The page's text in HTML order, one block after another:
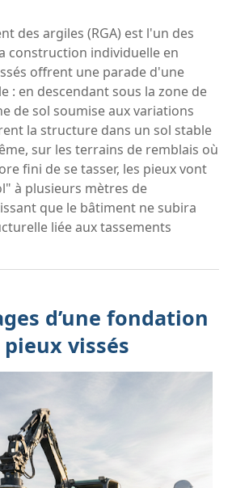
des argiles (RGA) est l'un des
construction individuelle en
offrent une parade d'une
: en descendant sous la zone de
de sol soumise aux variations
la structure dans un sol stable
sur les terrains de remblais où
fini de se tasser, les pieux vont
à plusieurs mètres de
que le bâtiment ne subira
liée aux tassements
d’une fondation
pieux vissés